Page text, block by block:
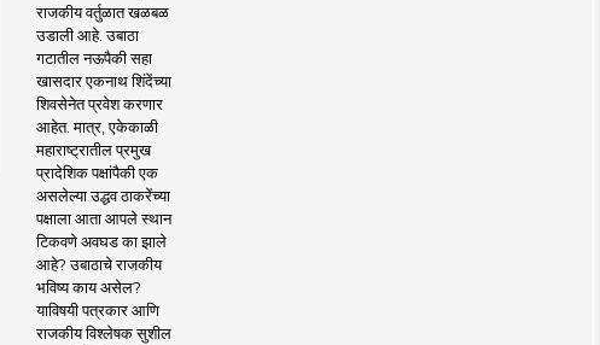
राजकीय वर्तुळात खळबळ
उडाली आहे. उबाठा
गटातील नऊपैकी सहा
खासदार एकनाथ शिंदेंच्या
शिवसेनेत प्रवेश करणार
आहेत. मात्र, एकेकाळी
महाराष्ट्रातील प्रमुख
प्रादेशिक पक्षांपैकी एक
असलेल्या उद्धव ठाकरेंच्या
पक्षाला आता आपले स्थान
टिकवणे अवघड का झाले
आहे? उबाठाचे राजकीय
भविष्य काय असेल?
याविषयी पत्रकार आणि
राजकीय विश्लेषक सुशील